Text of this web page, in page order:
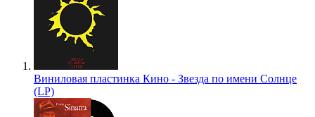
Виниловая пластинка Кино - Звезда по имени Солнце
(LP)